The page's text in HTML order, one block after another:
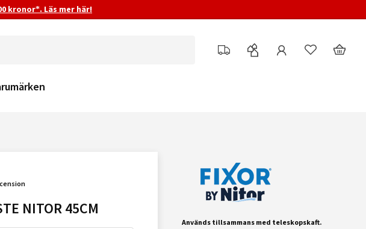
kronor*. Läs mer här!
NITOR 45CM
Används tillsammans med teleskopskaft.